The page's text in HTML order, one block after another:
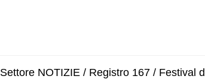
Settore NOTIZIE / Registro 167 / Festival